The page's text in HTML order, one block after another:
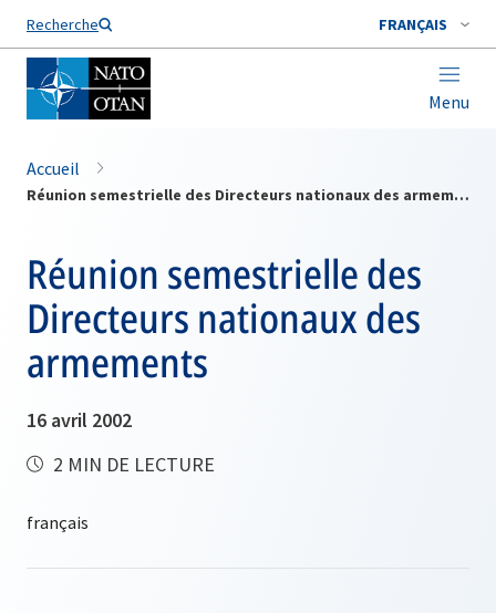
Recherche FRANÇAIS
Menu
Nom de famille*
Accueil
Réunion semestrielle des Directeurs nationaux des armements
Réunion semestrielle des
Directeurs nationaux des
armements
16 avril 2002
2 MIN DE LECTURE